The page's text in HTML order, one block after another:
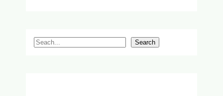
S
Search